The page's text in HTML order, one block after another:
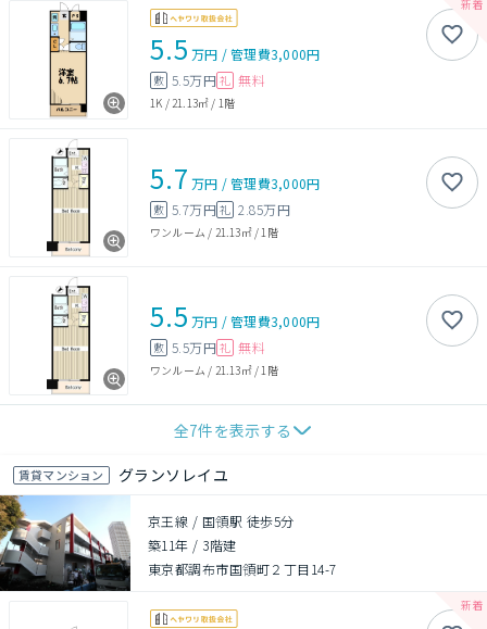
5.5 万円 /管理費3,000円
敷 5.5万円 礼 無料
1K /21.13㎡ / 1階
5.7 万円 /管理費3,000円
敷 5.7万円礼 2.85万円
ワンルーム / 21.13㎡/ 1階
5.5 万円 /管理費3,000円
敷 5.5万円 礼 無料
ワンルーム / 21.13㎡/ 1階
全7件を表示する
賃貸マンション グランソレイユ
京王線 / 国領駅 徒歩5分
築11年 / 3階建
東京都調布市国領町２丁目14-7